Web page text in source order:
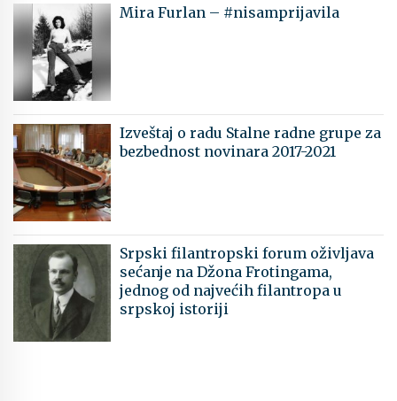
Mira Furlan – #nisamprijavila
Izveštaj o radu Stalne radne grupe za
bezbednost novinara 2017-2021
Srpski filantropski forum oživljava
sećanje na Džona Frotingama,
jednog od najvećih filantropa u
srpskoj istoriji